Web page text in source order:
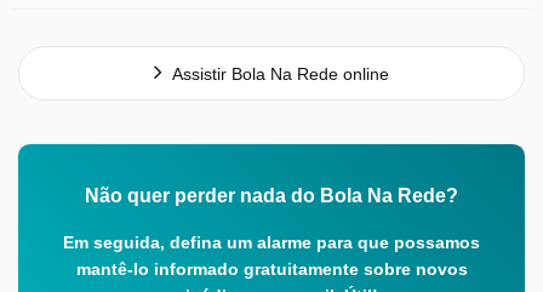
Assistir Bola Na Rede online
Não quer perder nada do Bola Na Rede?
Em seguida, defina um alarme para que possamos
mantê-lo informado gratuitamente sobre novos